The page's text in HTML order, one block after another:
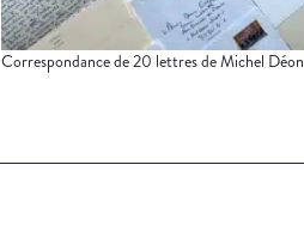
Correspondance de 20 lettres de Michel Déon